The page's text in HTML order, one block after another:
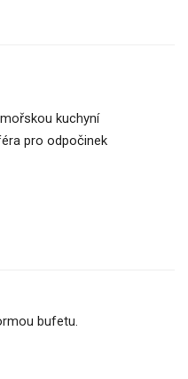
kuchyní
pro odpočinek
bufetu.